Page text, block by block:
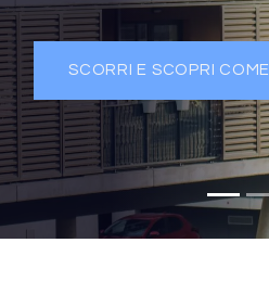
SCORRI E SCOPRI COME